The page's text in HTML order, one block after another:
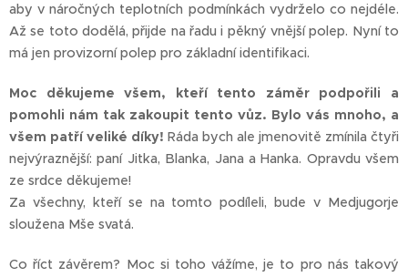
aby v náročných teplotních podmínkách vydrželo co nejdéle.
Až se toto dodělá, přijde na řadu i pěkný vnější polep. Nyní to
má jen provizorní polep pro základní identifikaci.
Moc děkujeme všem, kteří tento záměr podpořili a
pomohli nám tak zakoupit tento vůz. Bylo vás mnoho, a
všem patří veliké díky! Ráda bych ale jmenovitě zmínila čtyři
nejvýraznější: paní Jitka, Blanka, Jana a Hanka. Opravdu všem
ze srdce děkujeme!
Za všechny, kteří se na tomto podíleli, bude v Medjugorje
sloužena Mše svatá.
Co říct závěrem? Moc si toho vážíme, je to pro nás takový